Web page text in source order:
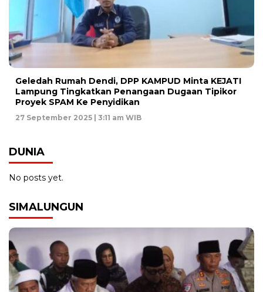
Geledah Rumah Dendi, DPP KAMPUD Minta KEJATI
Lampung Tingkatkan Penangaan Dugaan Tipikor
Proyek SPAM Ke Penyidikan
27 September 2025 | 3:11 am WIB
DUNIA
No posts yet.
SIMALUNGUN